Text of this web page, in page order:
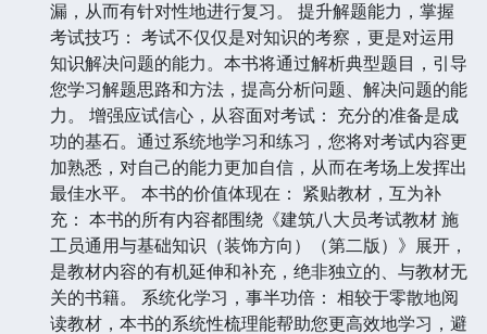
漏，从而有针对性地进行复习。 提升解题能力，掌握
考试技巧： 考试不仅仅是对知识的考察，更是对运用
知识解决问题的能力。本书将通过解析典型题目，引导
您学习解题思路和方法，提高分析问题、解决问题的能
力。 增强应试信心，从容面对考试： 充分的准备是成
功的基石。通过系统地学习和练习，您将对考试内容更
加熟悉，对自己的能力更加自信，从而在考场上发挥出
最佳水平。 本书的价值体现在： 紧贴教材，互为补
充： 本书的所有内容都围绕《建筑八大员考试教材 施
工员通用与基础知识（装饰方向）（第二版）》展开，
是教材内容的有机延伸和补充，绝非独立的、与教材无
关的书籍。 系统化学习，事半功倍： 相较于零散地阅
读教材，本书的系统性梳理能帮助您更高效地学习，避